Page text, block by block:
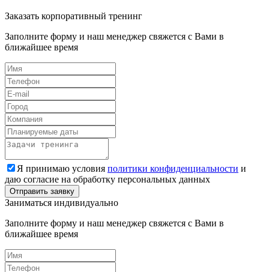
Заказать корпоративный тренинг
Заполните форму и наш менеджер свяжется с Вами в
ближайшее время
Я принимаю условия политики конфиденциальности и
даю согласие на обработку персональных данных
Заниматься индивидуально
Заполните форму и наш менеджер свяжется с Вами в
ближайшее время